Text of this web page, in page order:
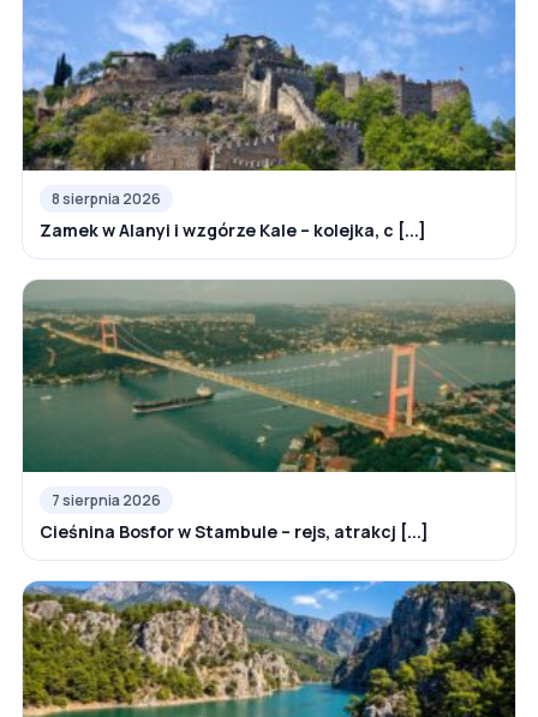
8 sierpnia 2026
Zamek w Alanyi i wzgórze Kale – kolejka, c [...]
7 sierpnia 2026
Cieśnina Bosfor w Stambule – rejs, atrakcj [...]